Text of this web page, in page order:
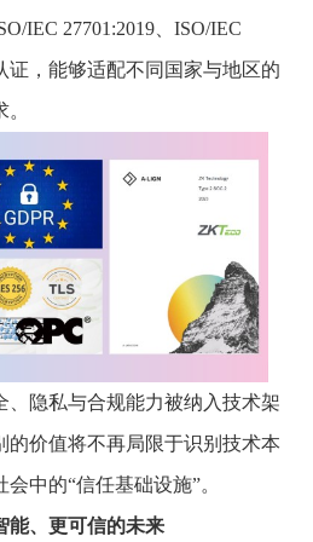
27701:2019、ISO/IEC
证，能够适配不同国家与地区的
隐私与合规能力被纳入技术架
的价值将不再局限于识别技术本
中的“信任基础设施”。
能、更可信的未来